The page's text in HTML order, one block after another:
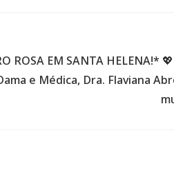
ROSA EM SANTA HELENA!*
e Médica, Dra. Flaviana